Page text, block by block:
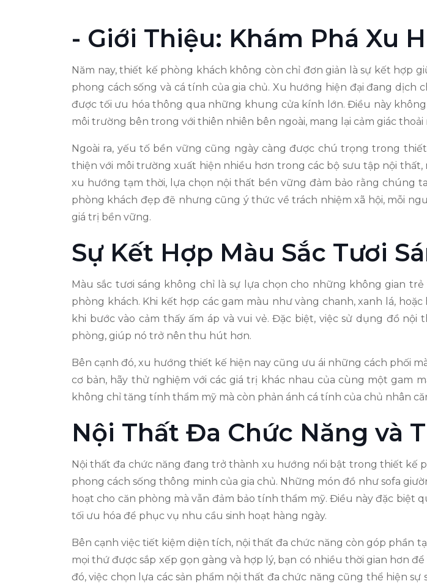
- Giới Thiệu: Khám Phá Xu
Năm nay, thiết kế phòng khách không còn chỉ đơn giản là sự kết hợp
phong cách sống và cá tính của gia chủ. Xu hướng hiện đại đang
được tối ưu hóa thông qua những khung cửa kính lớn. Điều này
môi trường bên trong với thiên nhiên bên ngoài, mang lại cảm giác thoải
Ngoài ra, yếu tố bền vững cũng ngày càng được chú trọng trong
thiện với môi trường xuất hiện nhiều hơn trong các bộ sưu tập nội
xu hướng tạm thời, lựa chọn nội thất bền vững đảm bảo rằng chúng
phòng khách đẹp đẽ nhưng cũng ý thức về trách nhiệm xã hội, mỗi
giá trị bền vững.
Sự Kết Hợp Màu Sắc Tươi
Màu sắc tươi sáng không chỉ là sự lựa chọn cho những không gian
phòng khách. Khi kết hợp các gam màu như vàng chanh, xanh lá,
khi bước vào cảm thấy ấm áp và vui vẻ. Đặc biệt, việc sử dụng đồ
phòng, giúp nó trở nên thu hút hơn.
Bên cạnh đó, xu hướng thiết kế hiện nay cũng ưu ái những cách phối
cơ bản, hãy thử nghiệm với các giá trị khác nhau của cùng một gam
không chỉ tăng tính thẩm mỹ mà còn phản ánh cá tính của chủ nhân
Nội Thất Đa Chức Năng và
Nội thất đa chức năng đang trở thành xu hướng nổi bật trong thiết kế
phong cách sống thông minh của gia chủ. Những món đồ như sofa
hoạt cho căn phòng mà vẫn đảm bảo tính thẩm mỹ. Điều này đặc
tối ưu hóa để phục vụ nhu cầu sinh hoạt hàng ngày.
Bên cạnh việc tiết kiệm diện tích, nội thất đa chức năng còn góp phần
mọi thứ được sắp xếp gọn gàng và hợp lý, bạn có nhiều thời gian hơn
đó, việc chọn lựa các sản phẩm nội thất đa chức năng cũng thể hiện